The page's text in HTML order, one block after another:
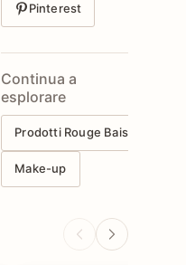
Pinterest
Continua a
esplorare
Prodotti Rouge Baiser
Make-up